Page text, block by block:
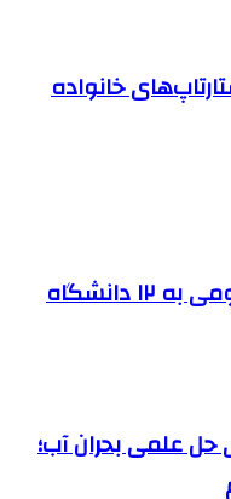
خانواده
۱۶ طرح درس فناوری کوانتومی به ۱۲ دانشگاه
حل علمی بحران آب؛